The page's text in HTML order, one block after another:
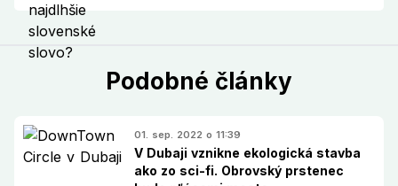
Podobné články
01. sep. 2022 o 11:39
V Dubaji vznikne ekologická stavba
ako zo sci-fi. Obrovský prstenec